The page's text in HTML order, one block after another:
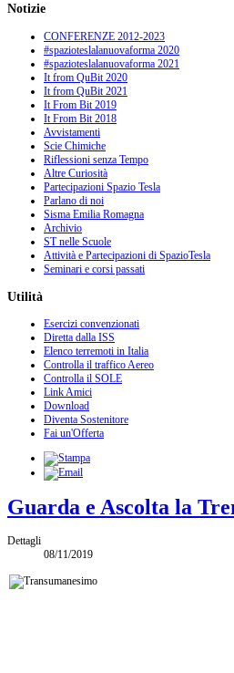
Notizie
CONFERENZE 2012-2023
#spazioteslalanuovaforma 2020
#spazioteslalanuovaforma 2021
It from QuBit 2020
It from QuBit 2021
It From Bit 2019
It From Bit 2018
Avvistamenti
Scie Chimiche
Riflessioni senza Tempo
Altre Curiosità
Partecipazioni Spazio Tesla
Parlano di noi
Sisma Emilia Romagna
Archivio
ST nelle Scuole
Attività e Partecipazioni di SpazioTesla
Seminari e corsi passati
Utilità
Esercizi convenzionati
Diretta dalla ISS
Elenco terremoti in Italia
Controlla il traffico Aereo
Controlla il SOLE
Link Amici
Download
Diventa Sostenitore
Fai un'Offerta
Guarda e Ascolta la
Dettagli
08/11/2019